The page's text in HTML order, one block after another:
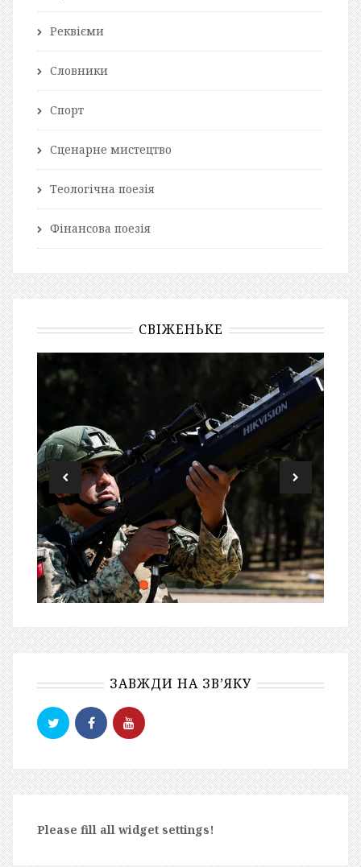
Реквієми
Словники
Спорт
Сценарне мистецтво
Теологічна поезія
Фінансова поезія
СВІЖЕНЬКЕ
ЗАВЖДИ НА ЗВ’ЯКУ
Please fill all widget settings!